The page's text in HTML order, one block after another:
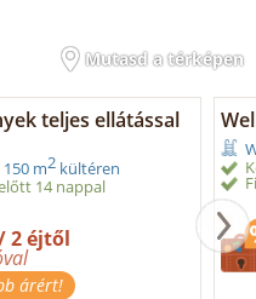
Mutasd a térképen
teljes ellátással
m2 kültéren
14 nappal
2 éjtől
árért!